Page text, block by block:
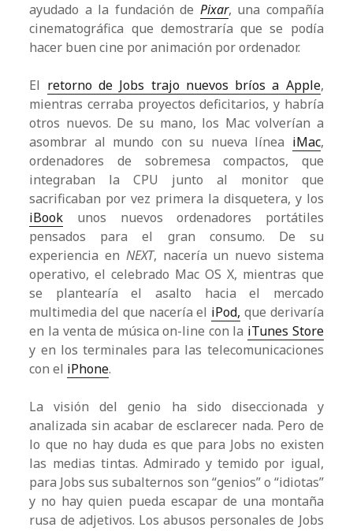
ayudado a la fundación de Pixar, una compañía
cinematográfica que demostraría que se podía
hacer buen cine por animación por ordenador.
El retorno de Jobs trajo nuevos bríos a Apple,
mientras cerraba proyectos deficitarios, y habría
otros nuevos. De su mano, los Mac volverían a
asombrar al mundo con su nueva línea iMac,
ordenadores de sobremesa compactos, que
integraban la CPU junto al monitor que
sacrificaban por vez primera la disquetera, y los
iBook unos nuevos ordenadores portátiles
pensados para el gran consumo. De su
experiencia en NEXT, nacería un nuevo sistema
operativo, el celebrado Mac OS X, mientras que
se plantearía el asalto hacia el mercado
multimedia del que nacería el iPod, que derivaría
en la venta de música on-line con la iTunes Store
y en los terminales para las telecomunicaciones
con el iPhone.
La visión del genio ha sido diseccionada y
analizada sin acabar de esclarecer nada. Pero de
lo que no hay duda es que para Jobs no existen
las medias tintas. Admirado y temido por igual,
para Jobs sus subalternos son “genios” o “idiotas”
y no hay quien pueda escapar de una montaña
rusa de adjetivos. Los abusos personales de Jobs